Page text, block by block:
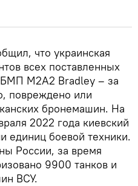
что украинская
всех поставленных
M2A2 Bradley – за
повреждено или
бронемашин. На
2022 года киевский
единиц боевой техники.
России, за время
9900 танков и
ВСУ.